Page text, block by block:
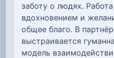
заботу о людях.
вдохновением и
общее благо. В
выстраивается
модель